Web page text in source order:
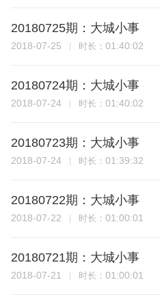
20180725期：大城小事
2018-07-25 时长： 01:40:02
20180724期：大城小事
2018-07-24 时长： 01:40:02
20180723期：大城小事
2018-07-24 时长： 01:39:32
20180722期：大城小事
2018-07-22 时长： 01:00:01
20180721期：大城小事
2018-07-21 时长： 01:00:01